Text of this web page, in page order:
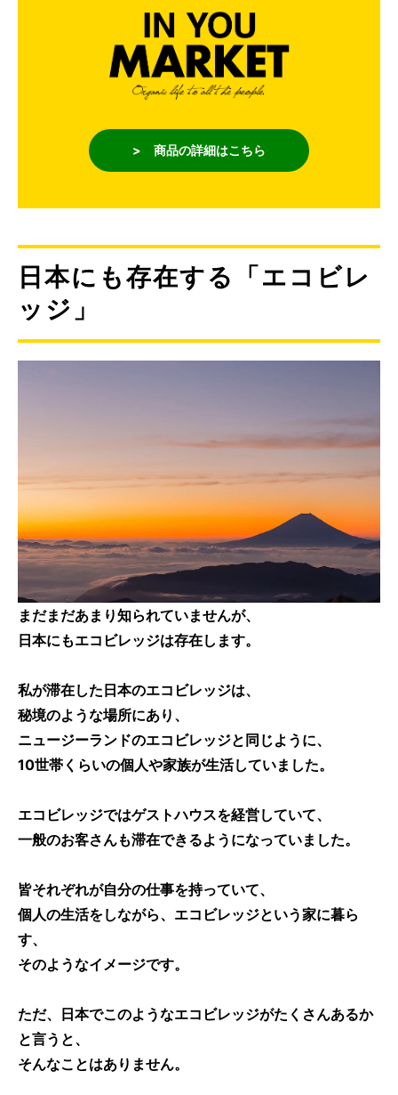
> 商品の詳細はこちら
日本にも存在する「エコビレ
ッジ」
まだまだあまり知られていませんが、
日本にもエコビレッジは存在します。
私が滞在した日本のエコビレッジは、
秘境のような場所にあり、
ニュージーランドのエコビレッジと同じように、
10世帯くらいの個人や家族が生活していました。
エコビレッジではゲストハウスを経営していて、
一般のお客さんも滞在できるようになっていました。
皆それぞれが自分の仕事を持っていて、
個人の生活をしながら、エコビレッジという家に暮ら
す、
そのようなイメージです。
ただ、日本でこのようなエコビレッジがたくさんあるか
と言うと、
そんなことはありません。